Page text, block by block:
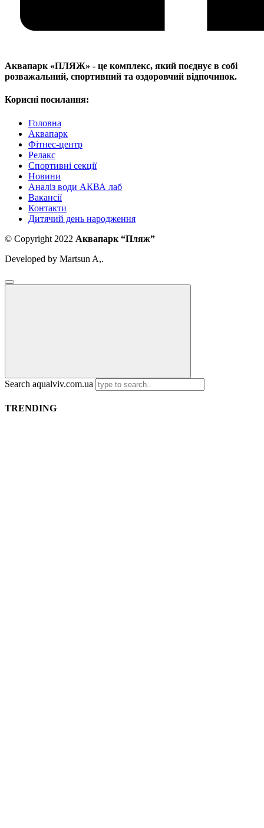
Аквапарк «ПЛЯЖ» - це комплекс, який поєднує в собі
розважальний, спортивний та оздоровчий відпочинок.
Корисні посилання:
Головна
Аквапарк
Фітнес-центр
Релакс
Спортивні секції
Новини
Аналіз води АКВА лаб​
Вакансії
Контакти
Дитячий день народження
© Copyright 2022 Аквапарк “Пляж”
Developed by Martsun A,.
Search aqualviv.com.ua
TRENDING